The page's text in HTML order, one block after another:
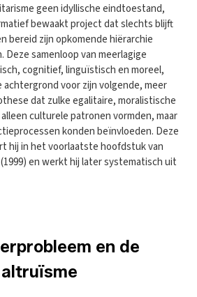
geen idyllische eindtoestand,
bewaakt project dat slechts blijft
bereid zijn opkomende hiërarchie
samenloop van meerlagige
cognitief, linguïstisch en moreel,
voor zijn volgende, meer
dat zulke egalitaire, moralistische
culturele patronen vormden, maar
konden beïnvloeden. Deze
hij in het voorlaatste hoofdstuk van
(1999) en werkt hij later systematisch uit
en de